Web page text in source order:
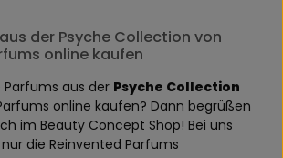
der Psyche Collection von
online kaufen
aus der Psyche Collection
online kaufen? Dann begrüßen
im Beauty Concept Shop! Bei uns
die Reinvented Parfums